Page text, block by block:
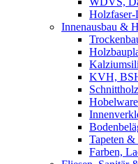
Innenausbau &
KVH,
Schnittholz
Tapeten
Farben,